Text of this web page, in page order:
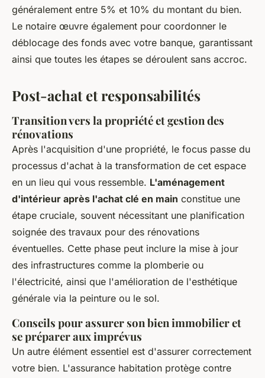
généralement entre 5% et 10% du montant du bien.
Le notaire œuvre également pour coordonner le
déblocage des fonds avec votre banque, garantissant
ainsi que toutes les étapes se déroulent sans accroc.
Post-achat et responsabilités
Transition vers la propriété et gestion des
rénovations
Après l'acquisition d'une propriété, le focus passe du
processus d'achat à la transformation de cet espace
en un lieu qui vous ressemble. L'aménagement
d'intérieur après l'achat clé en main constitue une
étape cruciale, souvent nécessitant une planification
soignée des travaux pour des rénovations
éventuelles. Cette phase peut inclure la mise à jour
des infrastructures comme la plomberie ou
l'électricité, ainsi que l'amélioration de l'esthétique
générale via la peinture ou le sol.
Conseils pour assurer son bien immobilier et
se préparer aux imprévus
Un autre élément essentiel est d'assurer correctement
votre bien. L'assurance habitation protège contre